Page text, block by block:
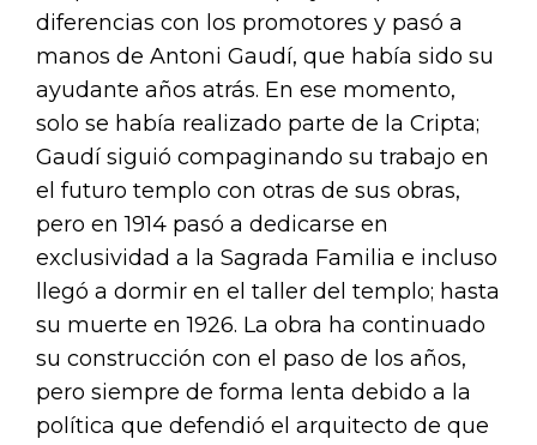
diferencias con los promotores y pasó a
manos de Antoni Gaudí, que había sido su
ayudante años atrás. En ese momento,
solo se había realizado parte de la Cripta;
Gaudí siguió compaginando su trabajo en
el futuro templo con otras de sus obras,
pero en 1914 pasó a dedicarse en
exclusividad a la Sagrada Familia e incluso
llegó a dormir en el taller del templo; hasta
su muerte en 1926. La obra ha continuado
su construcción con el paso de los años,
pero siempre de forma lenta debido a la
política que defendió el arquitecto de que